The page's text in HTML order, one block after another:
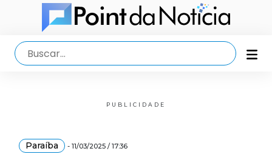
PUBLICIDADE
Paraíba - 11/03/2025 / 17:36